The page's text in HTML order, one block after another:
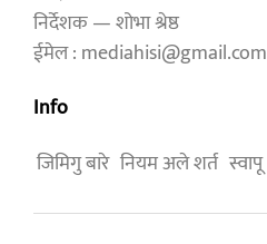
निर्देशक — शोभा श्रेष्ठ
ईमेल : mediahisi@gmail.com
Info
जिमिगु बारे नियम अले शर्त स्वापू